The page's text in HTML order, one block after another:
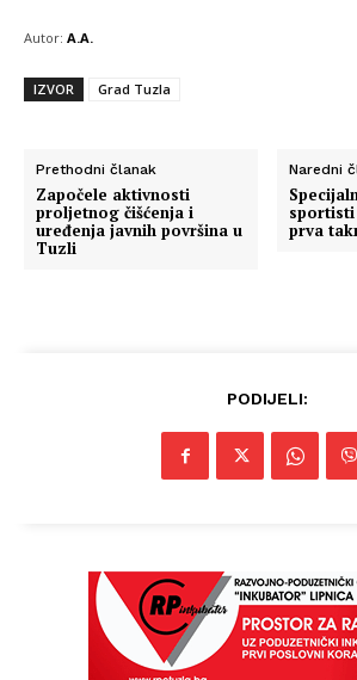
Autor: A.A.
IZVOR Grad Tuzla
Prethodni članak
Započele aktivnosti
proljetnog čišćenja i
uređenja javnih površina u
Tuzli
Naredni
prva
PODIJELI: